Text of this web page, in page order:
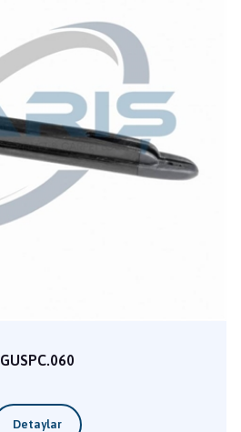
GUSPC.060